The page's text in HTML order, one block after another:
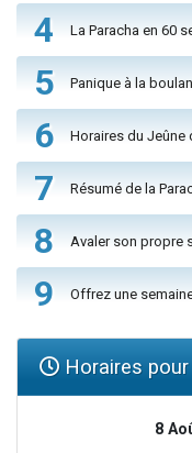
4 La Paracha en 60
5 Panique à la
6 Horaires du Jeûne
7 Résumé de la
8 Avaler son propre
9 Offrez une
Horaires pour
8